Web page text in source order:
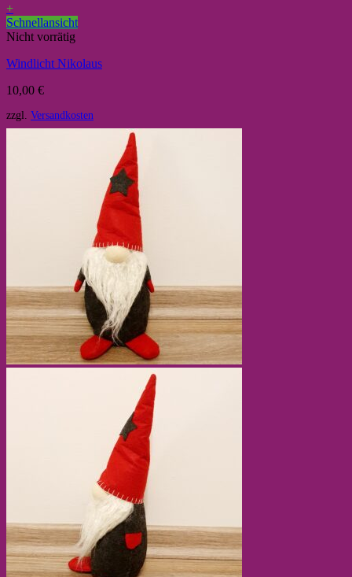
+
Schnellansicht
Nicht vorrätig
Windlicht Nikolaus
10,00 €
zzgl. Versandkosten